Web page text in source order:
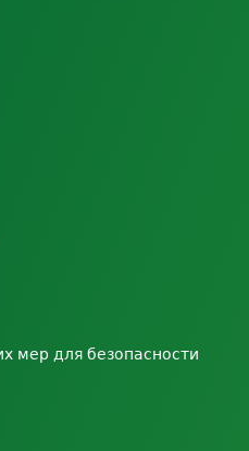
мер для безопасности